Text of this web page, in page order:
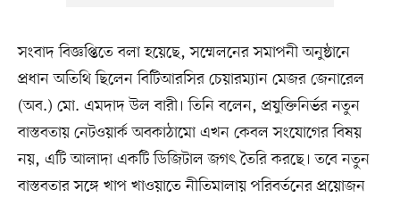
সংবাদ বিজ্ঞপ্তিতে বলা হয়েছে, সম্মেলনের সমাপনী অনুষ্ঠানে
প্রধান অতিথি ছিলেন বিটিআরসির চেয়ারম্যান মেজর জেনারেল
(অব.) মো. এমদাদ উল বারী। তিনি বলেন, প্রযুক্তিনির্ভর নতুন
বাস্তবতায় নেটওয়ার্ক অবকাঠামো এখন কেবল সংযোগের বিষয়
নয়, এটি আলাদা একটি ডিজিটাল জগৎ তৈরি করছে। তবে নতুন
বাস্তবতার সঙ্গে খাপ খাওয়াতে নীতিমালায় পরিবর্তনের প্রয়োজন